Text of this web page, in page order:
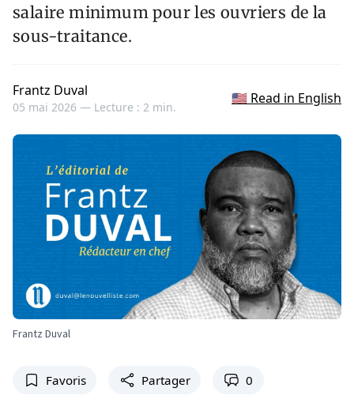
salaire minimum pour les ouvriers de la
sous-traitance.
Frantz Duval
05 mai 2026 — Lecture : 2 min.
🇺🇸 Read in English
Frantz Duval
Favoris Partager 0